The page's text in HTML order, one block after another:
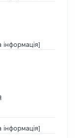
інформація]
інформація]